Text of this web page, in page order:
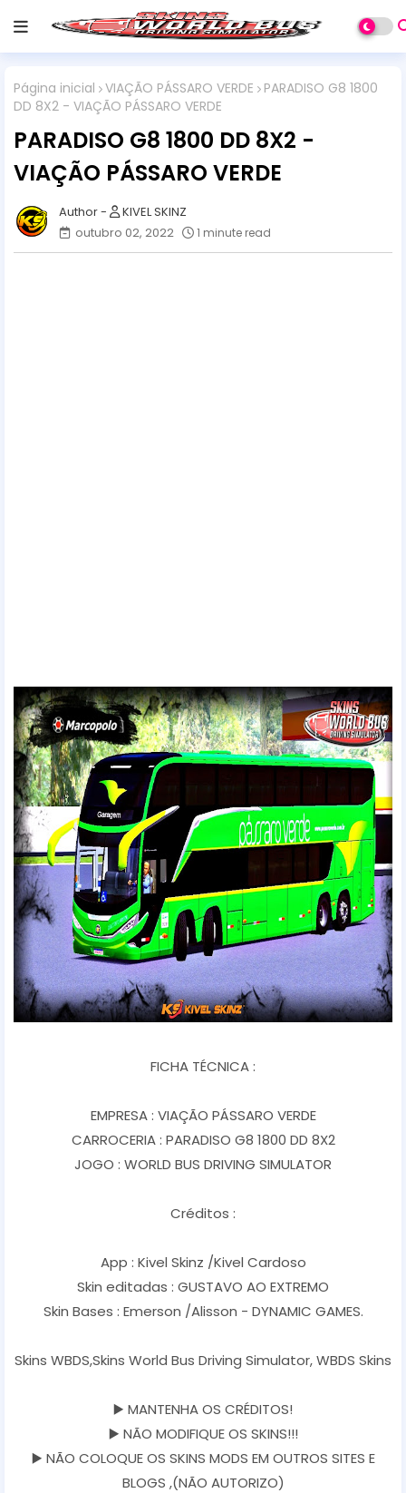
Página inicial VIAÇÃO PÁSSARO VERDE
PARADISO G8 1800
DD 8X2 - VIAÇÃO PÁSSARO VERDE
PARADISO G8 1800 DD 8X2 -
VIAÇÃO PÁSSARO VERDE
KIVEL SKINZ
outubro 02, 2022
1 minute read
FICHA TÉCNICA :
EMPRESA : VIAÇÃO PÁSSARO VERDE
CARROCERIA : PARADISO G8 1800 DD 8X2
JOGO : WORLD BUS DRIVING SIMULATOR
Créditos :
App : Kivel Skinz /Kivel Cardoso
Skin editadas : GUSTAVO AO EXTREMO
Skin Bases : Emerson /Alisson - DYNAMIC GAMES.
Skins WBDS,Skins World Bus Driving Simulator, WBDS Skins
▶️ MANTENHA OS CRÉDITOS!
▶️ NÃO MODIFIQUE OS SKINS!!!
▶️ NÃO COLOQUE OS SKINS MODS EM OUTROS SITES E
BLOGS ,(NÃO AUTORIZO)